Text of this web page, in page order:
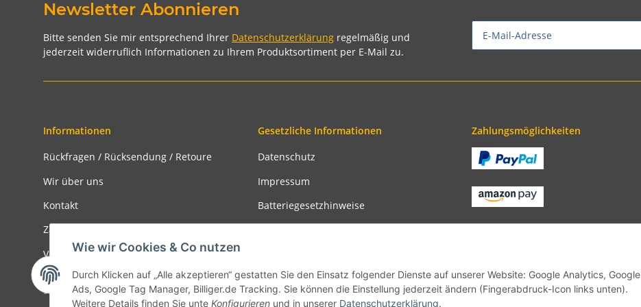
Newsletter Abonnieren
Bitte senden Sie mir entsprechend Ihrer Datenschutzerklärung regelmäßig und
jederzeit widerruflich Informationen zu Ihrem Produktsortiment per E-Mail zu.
Informationen
Rückfragen / Rücksendung / Retoure
Wir über uns
Kontakt
Zahlungsmöglichkeiten
Versandinformationen
Gesetzliche Informationen
Datenschutz
Impressum
Batteriegesetzhinweise
Zahlungsmöglichkeiten
* Alle Preise inkl. gesetzlicher USt., zzgl.Versand
Wie wir Cookies & Co nutzen
Durch Klicken auf „Alle akzeptieren“ gestatten Sie den Einsatz folgender Dienste auf unserer Website: Google Analytics, Google
Ads, Google Tag Manager, Billiger.de Tracking. Sie können die Einstellung jederzeit ändern (Fingerabdruck-Icon links unten).
Weitere Details finden Sie unte Konfigurieren und in unserer Datenschutzerklärung.